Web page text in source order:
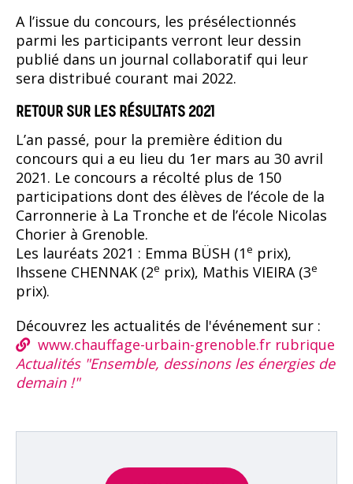
A l’issue du concours, les présélectionnés
parmi les participants verront leur dessin
publié dans un journal collaboratif qui leur
sera distribué courant mai 2022.
RETOUR SUR LES RÉSULTATS 2021
L’an passé, pour la première édition du
concours qui a eu lieu du 1er mars au 30 avril
2021. Le concours a récolté plus de 150
participations dont des élèves de l’école de la
Carronnerie à La Tronche et de l’école Nicolas
Chorier à Grenoble.
Les lauréats 2021 : Emma BÜSH (1e prix),
Ihssene CHENNAK (2e prix), Mathis VIEIRA (3e
prix).
Découvrez les actualités de l'événement sur :
www.chauffage-urbain-grenoble.fr rubrique
Actualités "Ensemble, dessinons les énergies de
demain !"